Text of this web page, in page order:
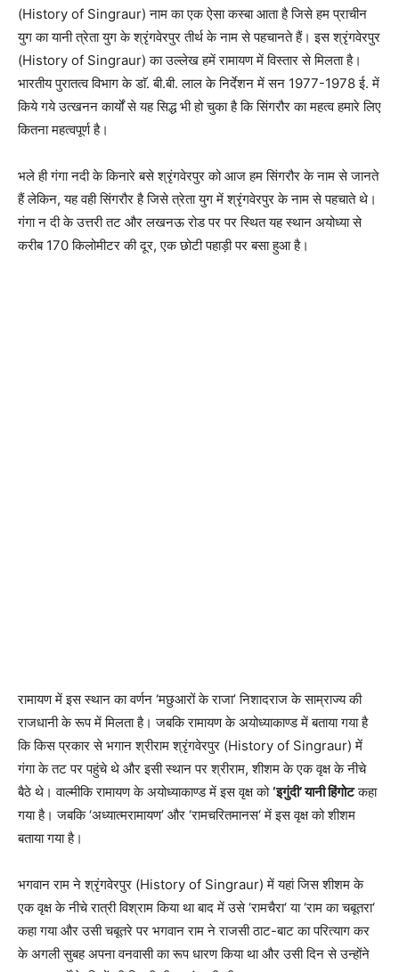
(History of Singraur) नाम का एक ऐसा कस्बा आता है जिसे हम प्राचीन
युग का यानी त्रेता युग के श्रृंगवेरपुर तीर्थ के नाम से पहचानते हैं। इस श्रृंगवेरपुर
(History of Singraur) का उल्लेख हमें रामायण में विस्तार से मिलता है।
भारतीय पुरातत्व विभाग के डाॅ. बी.बी. लाल के निर्देशन में सन 1977-1978 ई. में
किये गये उत्खनन कार्यों से यह सिद्ध भी हो चुका है कि सिंगरौर का महत्व हमारे लिए
कितना महत्वपूर्ण है।
भले ही गंगा नदी के किनारे बसे श्रृंगवेरपुर को आज हम सिंगरौर के नाम से जानते
हैं लेकिन, यह वही सिंगरौर है जिसे त्रेता युग में श्रृंगवेरपुर के नाम से पहचाते थे।
गंगा न दी के उत्तरी तट और लखनऊ रोड पर पर स्थित यह स्थान अयोध्या से
करीब 170 किलोमीटर की दूर, एक छोटी पहाड़ी पर बसा हुआ है।
रामायण में इस स्थान का वर्णन ‘मछुआरों के राजा’ निशादराज के साम्राज्य की
राजधानी के रूप में मिलता है। जबकि रामायण के अयोध्याकाण्ड में बताया गया है
कि किस प्रकार से भगान श्रीराम श्रृंगवेरपुर (History of Singraur) में
गंगा के तट पर पहुंचे थे और इसी स्थान पर श्रीराम, शीशम के एक वृक्ष के नीचे
बैठे थे। वाल्मीकि रामायण के अयोध्याकाण्ड में इस वृक्ष को‘इगुंदी’ यानी हिंगोटकहा
गया है। जबकि ‘अध्यात्मरामायण’ और ‘रामचरितमानस‘ में इस वृक्ष को शीशम
बताया गया है।
भगवान राम ने श्रृंगवेरपुर (History of Singraur) में यहां जिस शीशम के
एक वृक्ष के नीचे रात्री विश्राम किया था बाद में उसे ‘रामचैरा‘ या ‘राम का चबूतरा‘
कहा गया और उसी चबूतरे पर भगवान राम ने राजसी ठाट-बाट का परित्याग कर
के अगली सुबह अपना वनवासी का रूप धारण किया था और उसी दिन से उन्होंने